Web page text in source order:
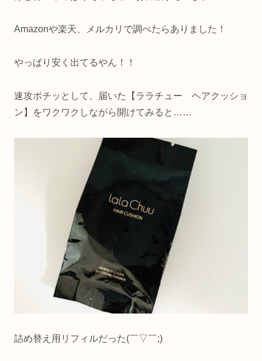
Amazonや楽天、メルカリで調べたらありました！
やっぱり安く出てるやん！！
速攻ポチッとして、届いた【ララチュー ヘアクッショ
ン】をワクワクしながら開けてみると……
詰め替え用リフィルだった(￣▽￣;)